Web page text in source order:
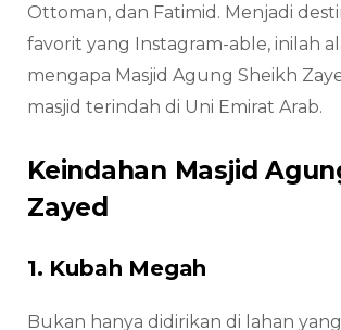
Ottoman, dan Fatimid. Menjadi
favorit yang Instagram-able, inilah
mengapa Masjid Agung Sheikh
masjid terindah di Uni Emirat Arab.
Keindahan Masjid
Zayed
1. Kubah Megah
Bukan hanya didirikan di lahan